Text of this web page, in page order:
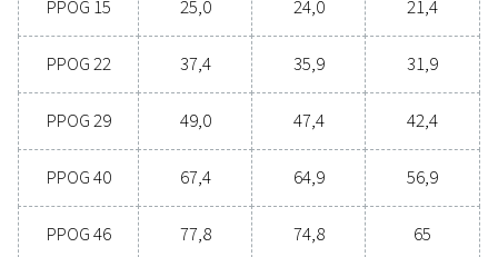
y fiable. Póngase en contacto con nuestros
ver cómo este cambio puede mejorar sus
Póngase en contacto con nuestros
oxígeno hoy mismo.